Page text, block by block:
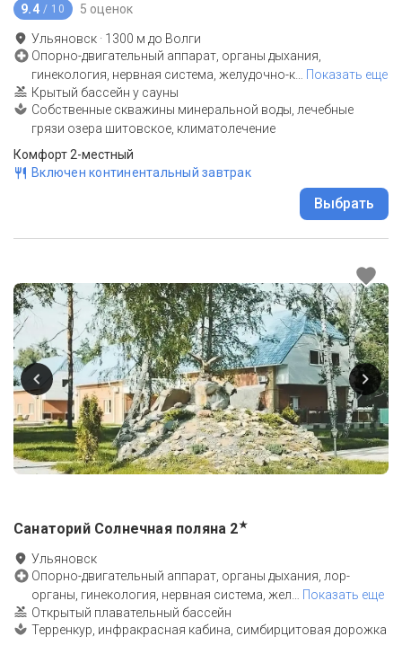
9.4 / 10 5 оценок
Ульяновск · 1300 м до Волги
Опорно-двигательный аппарат, органы дыхания,
гинекология, нервная система, желудочно-к… Показать еще
Крытый бассейн у сауны
Собственные скважины минеральной воды, лечебные
грязи озера шитовское, климатолечение
Комфорт 2-местный
Включен континентальный завтрак
Выбрать
Санаторий Солнечная поляна 2★
Ульяновск
Опорно-двигательный аппарат, органы дыхания, лор-
органы, гинекология, нервная система, жел
Показать еще
Открытый плавательный бассейн
Терренкур, инфракрасная кабина, симбирцитовая дорожка